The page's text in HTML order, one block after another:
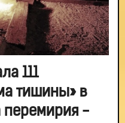
111
тишины» в
перемирия -